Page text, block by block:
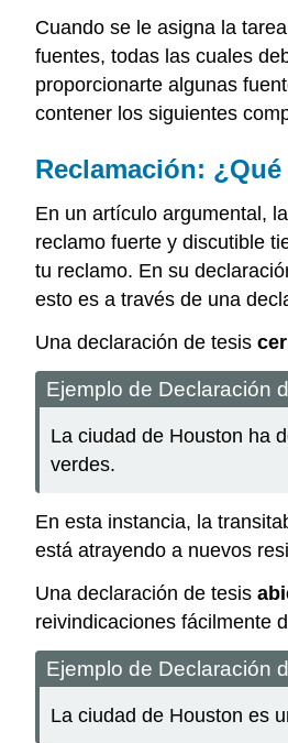
Cuando se le asigna la
fuentes, todas las cuales
proporcionarte algunas
contener los siguientes
Reclamación:
En un artículo argumental,
reclamo fuerte y discutible
tu reclamo. En su
esto es a través de una
Una declaración de tesis
Ejemplo de Declaración
La ciudad de Houston ha
verdes.
En esta instancia, la
está atrayendo a nuevos
Una declaración de tesis
reivindicaciones fácilmente
Ejemplo de Declaración
La ciudad de Houston es